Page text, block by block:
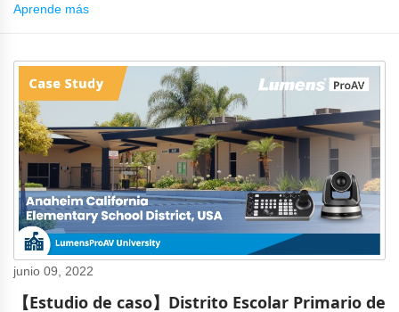
cumbres internacionales, simposios académicos y
sistema de conferencias debe integrarse perfectamente
con el sistema de comunicaciones unificadas.
Aprende más
junio 09, 2022
【Estudio de caso】Distrito Escolar Primario de